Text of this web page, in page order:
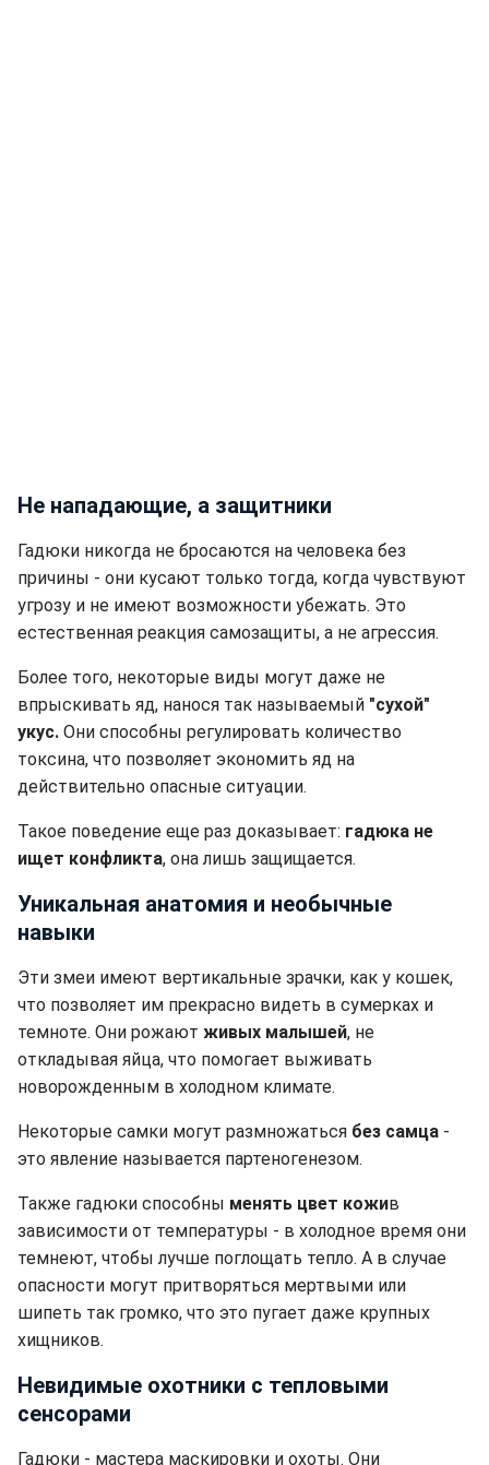
Не нападающие, а защитники
Гадюки никогда не бросаются на человека без
причины - они кусают только тогда, когда чувствуют
угрозу и не имеют возможности убежать. Это
естественная реакция самозащиты, а не агрессия.
Более того, некоторые виды могут даже не
впрыскивать яд, нанося так называемый "сухой"
укус. Они способны регулировать количество
токсина, что позволяет экономить яд на
действительно опасные ситуации.
Такое поведение еще раз доказывает: гадюка не
ищет конфликта, она лишь защищается.
Уникальная анатомия и необычные
навыки
Эти змеи имеют вертикальные зрачки, как у кошек,
что позволяет им прекрасно видеть в сумерках и
темноте. Они рожают живых малышей, не
откладывая яйца, что помогает выживать
новорожденным в холодном климате.
Некоторые самки могут размножаться без самца -
это явление называется партеногенезом.
Также гадюки способны менять цвет кожив
зависимости от температуры - в холодное время они
темнеют, чтобы лучше поглощать тепло. А в случае
опасности могут притворяться мертвыми или
шипеть так громко, что это пугает даже крупных
хищников.
Невидимые охотники с тепловыми
сенсорами
Гадюки - мастера маскировки и охоты. Они